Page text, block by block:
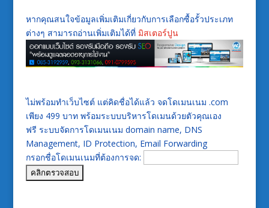
หากคุณสนใจข้อมูลเพิ่มเติมเกี่ยวกับการเลือกซื้อรั้วประเภท
ต่างๆ สามารถอ่านเพิ่มเติมได้ที่ มิสเตอร์ปูน
ไม่พร้อมทำเว็บไซต์ แต่คิดชื่อได้แล้ว จดโดเมนเนม .com
เพียง 499 บาท พร้อมระบบบริหารโดเมนด้วยตัวคุณเอง
ฟรี ระบบจัดการโดเมนเนม domain name, DNS
Management, ID Protection, Email Forwarding
กรอกชื่อโดเมนเนมที่ต้องการจด: